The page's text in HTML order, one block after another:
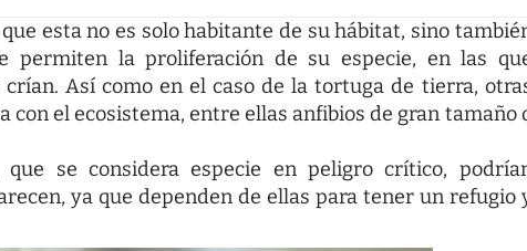
esta no es solo habitante de su hábitat, sino
permiten la proliferación de su especie, en las
Así como en el caso de la tortuga de tierra,
el ecosistema, entre ellas anfibios de gran tamaño
se considera especie en peligro crítico,
ya que dependen de ellas para tener un refugio